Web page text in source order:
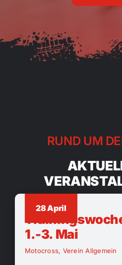
RUND UM
28 April
1.-3. Mai
Motocross, Verein Allgemein